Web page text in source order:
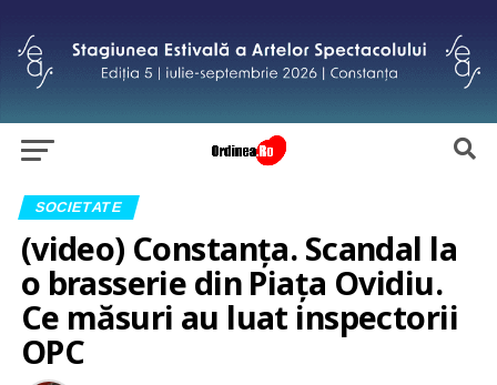
SOCIETATE
(video) Constanța. Scandal la
o brasserie din Piața Ovidiu.
Ce măsuri au luat inspectorii
OPC